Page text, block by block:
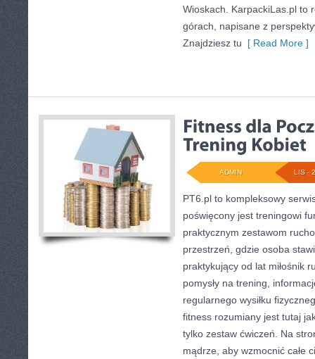
Wioskach. KarpackiLas.pl to
górach, napisane z
Znajdziesz tu [ Read More ]
LIS -
ADMIN
PT6.pl to kompleksowy
poświęcony jest treningowi
praktycznym zestawom
przestrzeń, gdzie osoba
praktykujący od lat miłośnik
pomysły na trening,
regularnego wysiłku
fitness rozumiany jest tutaj
tylko zestaw ćwiczeń. Na
mądrze, aby wzmocnić całe